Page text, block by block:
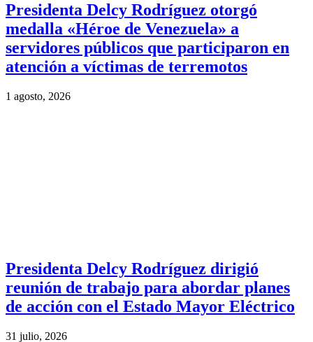
Presidenta Delcy Rodríguez otorgó
medalla «Héroe de Venezuela» a
servidores públicos que participaron en
atención a víctimas de terremotos
1 agosto, 2026
Presidenta Delcy Rodríguez dirigió
reunión de trabajo para abordar planes
de acción con el Estado Mayor Eléctrico
31 julio, 2026